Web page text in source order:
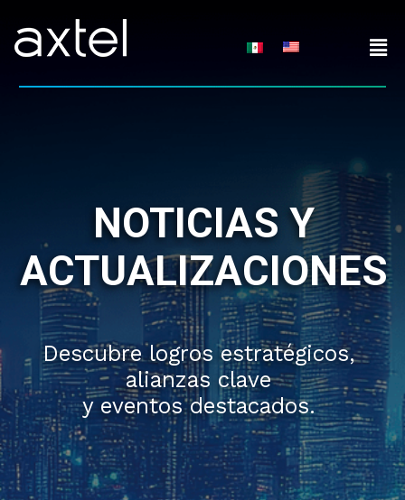
content
NOTICIAS Y
ACTUALIZACIONES
Descubre logros estratégicos,
alianzas clave
y eventos destacados.